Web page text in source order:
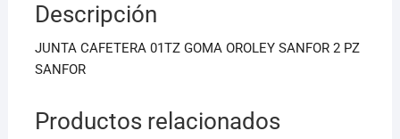
o
o
k
p
p
Descripción
JUNTA CAFETERA 01TZ GOMA OROLEY SANFOR 2 PZ
SANFOR
Productos relacionados